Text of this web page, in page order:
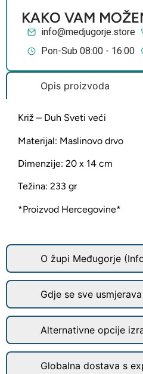
KAKO VAM
info@medjugorje.store
Pon-Sub 08:00 - 16:00
Opis proizvoda
Križ – Duh Sveti veći
Materijal: Maslinovo drvo
Dimenzije: 20 x 14 cm
Težina: 233 gr
*Proizvod Hercegovine*
O župi Međugorje
Gdje se sve
Alternativne opcije
Globalna dostava s